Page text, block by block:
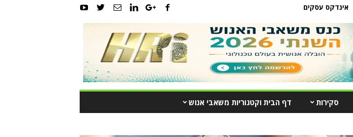
אינדקס עסקים
סקירות דף הבית וקטגוריות משאבי אנוש